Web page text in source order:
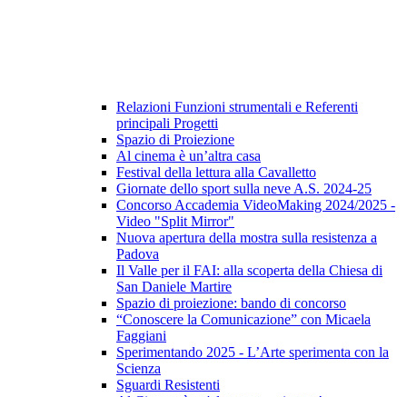
Relazioni Funzioni strumentali e Referenti
principali Progetti
Spazio di Proiezione
Al cinema è un’altra casa
Festival della lettura alla Cavalletto
Giornate dello sport sulla neve A.S. 2024-25
Concorso Accademia VideoMaking 2024/2025 -
Video "Split Mirror"
Nuova apertura della mostra sulla resistenza a
Padova
Il Valle per il FAI: alla scoperta della Chiesa di
San Daniele Martire
Spazio di proiezione: bando di concorso
“Conoscere la Comunicazione” con Micaela
Faggiani
Sperimentando 2025 - L’Arte sperimenta con la
Scienza
Sguardi Resistenti